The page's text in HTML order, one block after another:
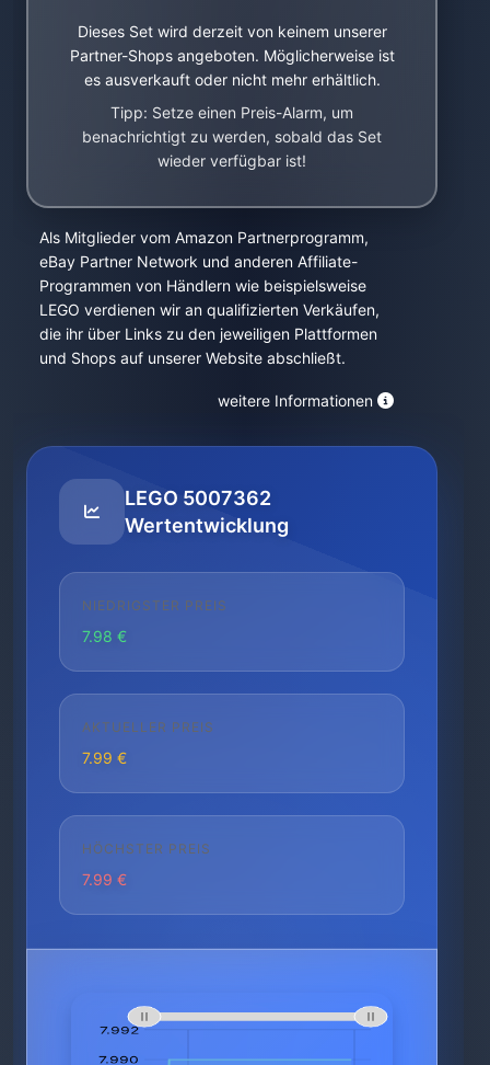
Dieses Set wird derzeit von keinem unserer
Partner-Shops angeboten. Möglicherweise ist
es ausverkauft oder nicht mehr erhältlich.
Tipp: Setze einen Preis-Alarm, um
benachrichtigt zu werden, sobald das Set
wieder verfügbar ist!
Als Mitglieder vom Amazon Partnerprogramm,
eBay Partner Network und anderen Affiliate-
Programmen von Händlern wie beispielsweise
LEGO verdienen wir an qualifizierten Verkäufen,
die ihr über Links zu den jeweiligen Plattformen
und Shops auf unserer Website abschließt.
weitere Informationen
LEGO 5007362
Wertentwicklung
NIEDRIGSTER PREIS
7.98 €
AKTUELLER PREIS
7.99 €
HÖCHSTER PREIS
7.99 €